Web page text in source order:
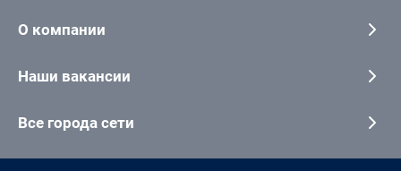
О компании
Наши вакансии
Все города сети